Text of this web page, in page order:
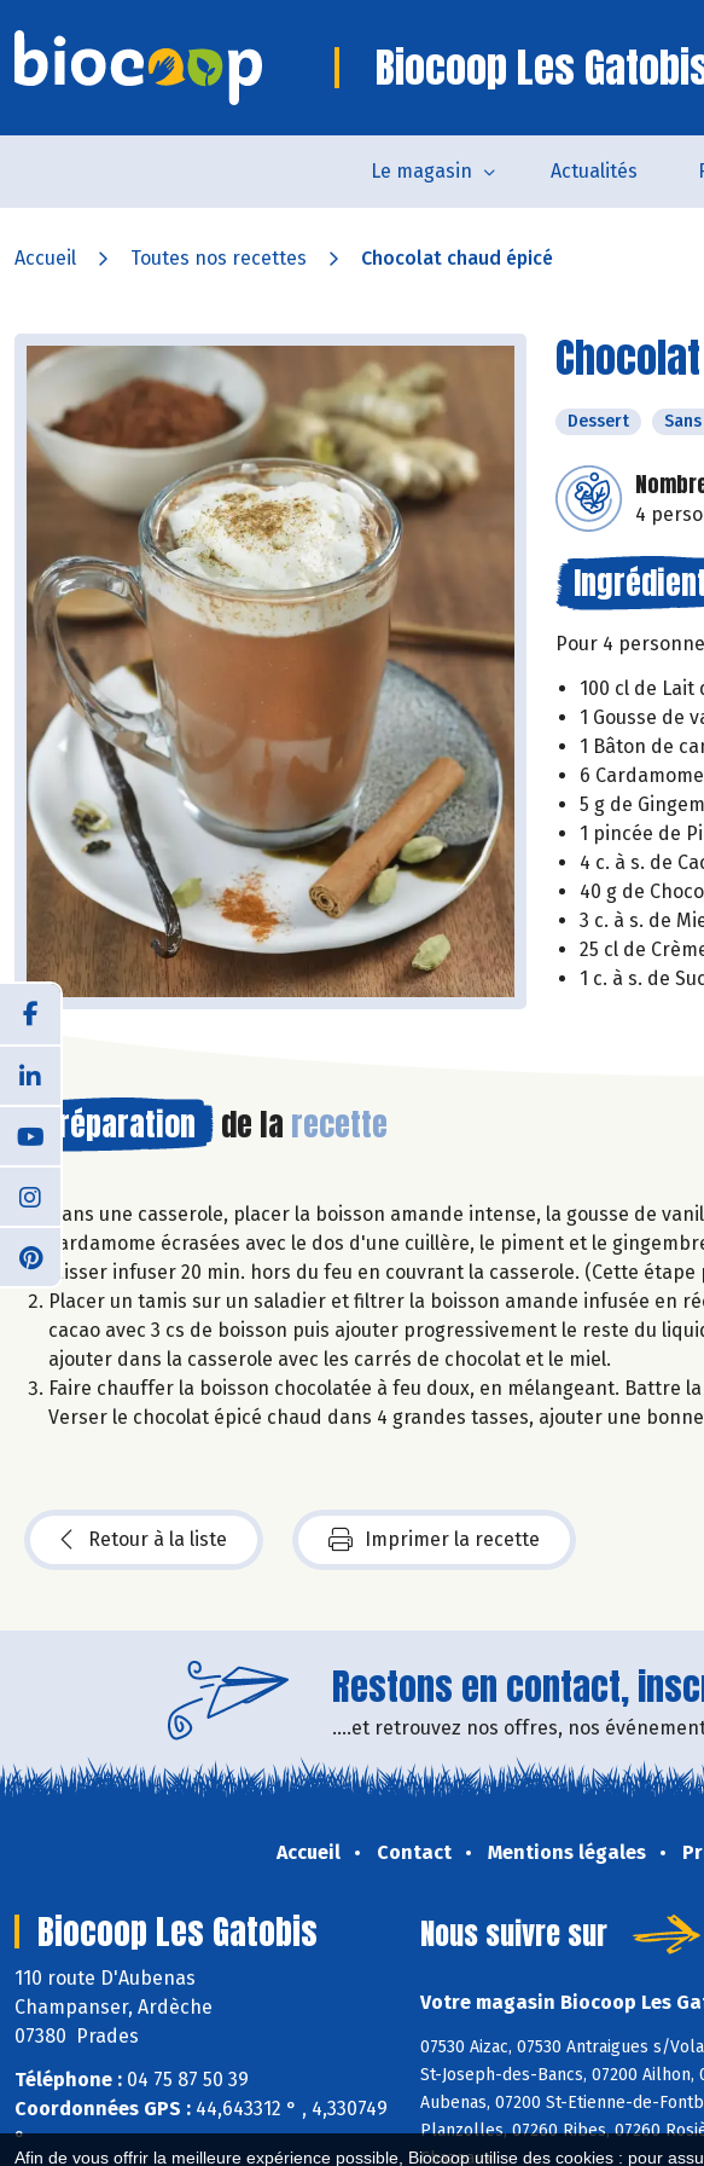
Afin de vous offrir la meilleure expérience possible, Biocoop utilise des cookies : pour
Biocoop Les
Le magasin Actualités
Accueil Toutes nos recettes Chocolat chaud épicé
Dessert
4
Pour 4
100 cl de Lait
1 Gousse de
1 Bâton de
6 Cardamome
5 g de
1 pincée de
4 c. à s. de
40 g de
3 c. à s. de
25 cl de
1 c. à s. de
Préparation de la recette
Dans une casserole, placer la boisson amande intense, la gousse de
cardamome écrasées avec le dos d'une cuillère, le piment et le
laisser infuser 20 min. hors du feu en couvrant la casserole. (Cette
Placer un tamis sur un saladier et filtrer la boisson amande infusée en
cacao avec 3 cs de boisson puis ajouter progressivement le reste du
ajouter dans la casserole avec les carrés de chocolat et le miel.
Faire chauffer la boisson chocolatée à feu doux, en mélangeant. Battre
Verser le chocolat épicé chaud dans 4 grandes tasses, ajouter une
Retour à la liste Imprimer la recette
Restons en contact,
....et retrouvez nos offres, nos
Accueil Contact Mentions légales
Biocoop Les Gatobis
110 route D'Aubenas
Champanser, Ardèche
07380 Prades
Téléphone : 04 75 87 50 39
Coordonnées GPS : 44,643312 ° , 4,330749
°
Nous suivre sur
Votre magasin Biocoop Les
07530 Aizac, 07530 Antraigues s/
St-Joseph-des-Bancs, 07200
Aubenas, 07200 St-Etienne-de-
Planzolles, 07260 Ribes, 07260
Chazeaux